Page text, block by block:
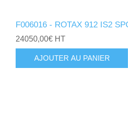
F006016 - ROTAX 912 IS2
24050,00€ HT
AJOUTER AU PANIER